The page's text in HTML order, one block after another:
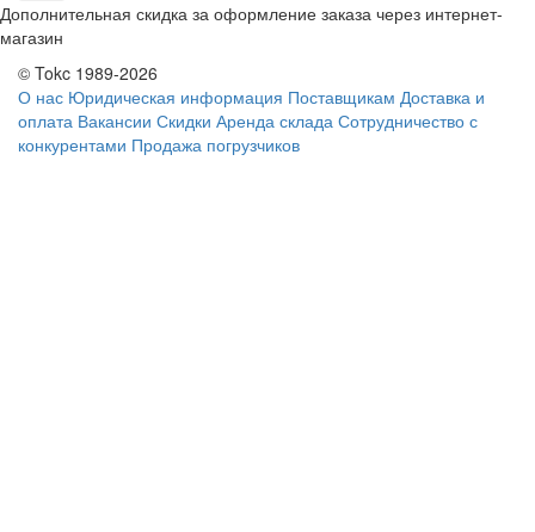
Дополнительная скидка за оформление заказа через интернет-
магазин
© Tokc 1989-2026
О нас Юридическая информация Поставщикам Доставка и
оплата Вакансии Скидки Аренда склада Сотрудничество с
конкурентами Продажа погрузчиков